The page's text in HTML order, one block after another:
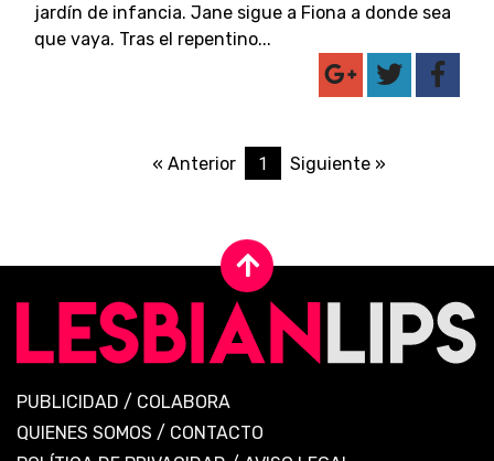
jardín de infancia. Jane sigue a Fiona a donde sea
que vaya. Tras el repentino...
« Anterior 1 Siguiente »
PUBLICIDAD / COLABORA
QUIENES SOMOS / CONTACTO